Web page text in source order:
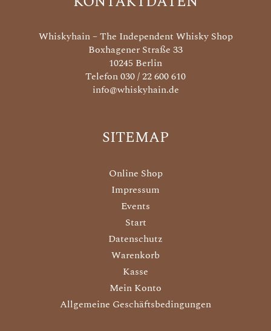
Whiskyhain – The Independent Whisky Shop
Boxhagener Straße 33
10245 Berlin
Telefon 030 / 22 600 610
info@whiskyhain.de
SITEMAP
Online Shop
Impressum
Events
Start
Datenschutz
Warenkorb
Kasse
Mein Konto
Allgemeine Geschäftsbedingungen